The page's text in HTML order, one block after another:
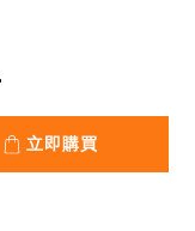
立即購買